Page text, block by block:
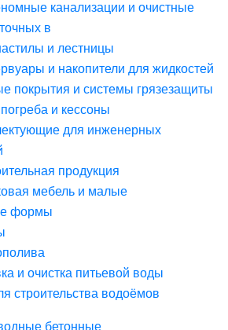
канализации и очистные
в
и лестницы
и накопители для жидкостей
покрытия и системы грязезащиты
и кессоны
для инженерных
продукция
мебель и малые
формы
и очистка питьевой воды
строительства водоёмов
бетонные